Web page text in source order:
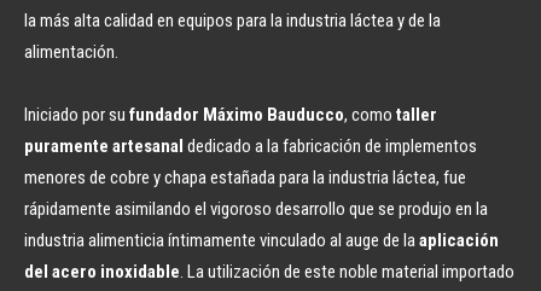
la más alta calidad en equipos para la industria láctea y de la
alimentación.
Iniciado por su fundador Máximo Bauducco, como taller
puramente artesanal dedicado a la fabricación de implementos
menores de cobre y chapa estañada para la industria láctea, fue
rápidamente asimilando el vigoroso desarrollo que se produjo en la
industria alimenticia íntimamente vinculado al auge de laaplicación
del acero inoxidable. La utilización de este noble material importado